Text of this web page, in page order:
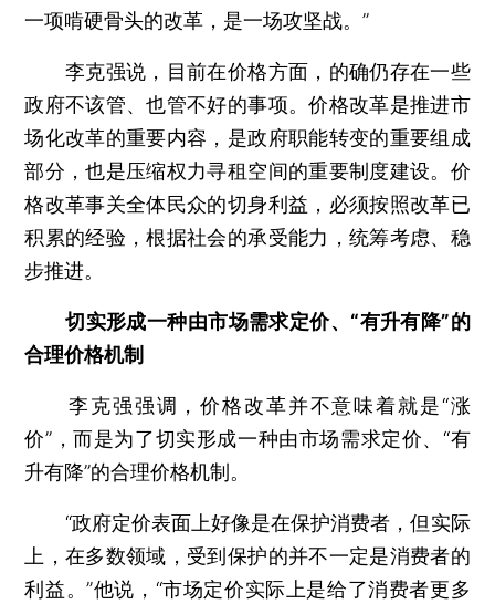
一项啃硬骨头的改革，是一场攻坚战。”
李克强说，目前在价格方面，的确仍存在一些
政府不该管、也管不好的事项。价格改革是推进市
场化改革的重要内容，是政府职能转变的重要组成
部分，也是压缩权力寻租空间的重要制度建设。价
格改革事关全体民众的切身利益，必须按照改革已
积累的经验，根据社会的承受能力，统筹考虑、稳
步推进。
切实形成一种由市场需求定价、“有升有降”的
合理价格机制
李克强强调，价格改革并不意味着就是“涨
价”，而是为了切实形成一种由市场需求定价、“有
升有降”的合理价格机制。
“政府定价表面上好像是在保护消费者，但实际
上，在多数领域，受到保护的并不一定是消费者的
利益。”他说，“市场定价实际上是给了消费者更多